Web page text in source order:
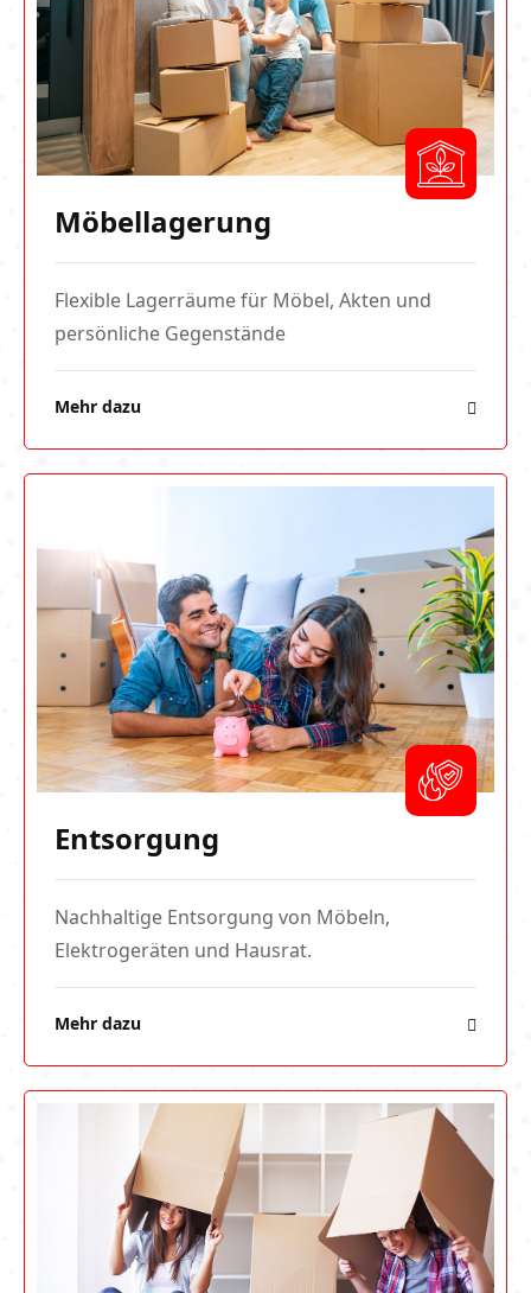
Möbellagerung
Flexible Lagerräume für Möbel, Akten und
persönliche Gegenstände
Mehr dazu
Entsorgung
Nachhaltige Entsorgung von Möbeln,
Elektrogeräten und Hausrat.
Mehr dazu